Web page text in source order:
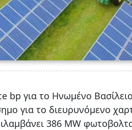
bp για το Ηνωμένο
για το διευρυνόμενο
386 MW